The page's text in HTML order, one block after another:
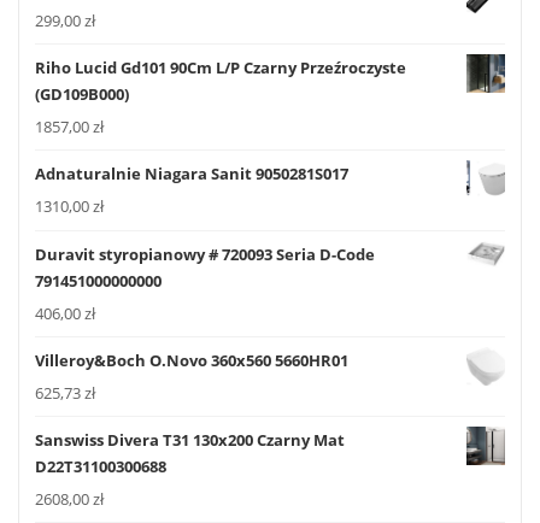
299,00zł
Riho Lucid Gd101 90Cm L/P Czarny Przeźroczyste
(GD109B000)
1857,00zł
Adnaturalnie Niagara Sanit 9050281S017
1310,00zł
Duravit styropianowy # 720093 Seria D-Code
791451000000000
406,00zł
Villeroy&Boch O.Novo 360x560 5660HR01
625,73zł
Sanswiss Divera T31 130x200 Czarny Mat
D22T31100300688
2608,00zł